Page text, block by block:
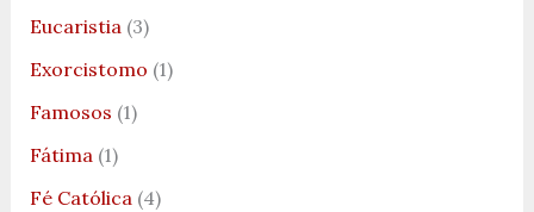
Eucaristia(3)
Exorcistomo (1)
Famosos (1)
Fátima(1)
Fé Católica(4)